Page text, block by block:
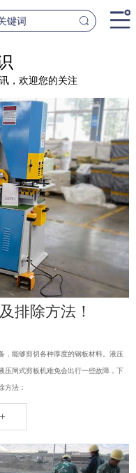
隧道设
GL2300隧道网
查看更
，欢迎您的关注
排除方法！
，能够剪切各种厚度的钢板材料。液压
压闸式剪板机难免会出行一些故障，下
方法：